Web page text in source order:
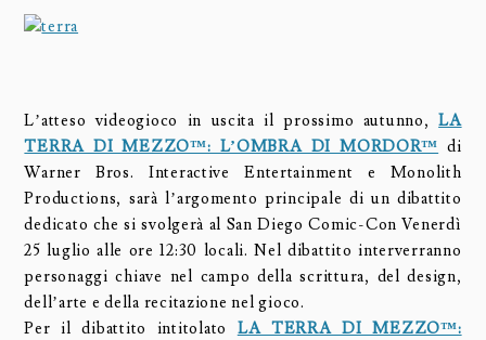
L’atteso videogioco in uscita il prossimo autunno,LA
TERRA DI MEZZO™: L’OMBRA DI MORDOR™ di
Warner Bros. Interactive Entertainment e Monolith
Productions, sarà l’argomento principale di un dibattito
dedicato che si svolgerà al San Diego Comic-Con Venerdì
25 luglio alle ore 12:30 locali. Nel dibattito interverranno
personaggi chiave nel campo della scrittura, del design,
dell’arte e della recitazione nel gioco.
Per il dibattito intitolato LA TERRA DI MEZZO™: